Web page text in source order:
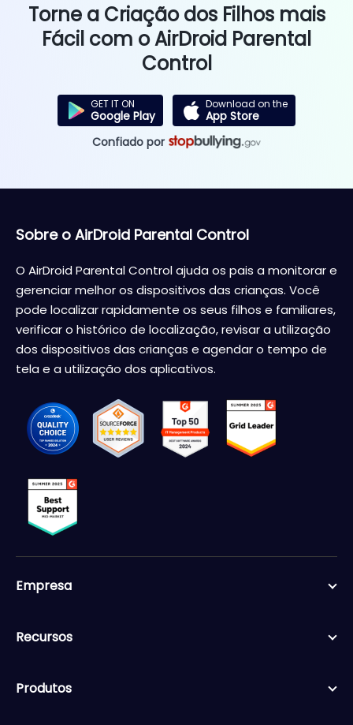
Torne a Criação dos Filhos mais
Fácil com o AirDroid Parental
Control
GET IT ON
Google Play
Download on the
App Store
Confiado por
Sobre o AirDroid Parental Control
O AirDroid Parental Control ajuda os pais a monitorar e
gerenciar melhor os dispositivos das crianças. Você
pode localizar rapidamente os seus filhos e familiares,
verificar o histórico de localização, revisar a utilização
dos dispositivos das crianças e agendar o tempo de
tela e a utilização dos aplicativos.
Empresa
Recursos
Produtos